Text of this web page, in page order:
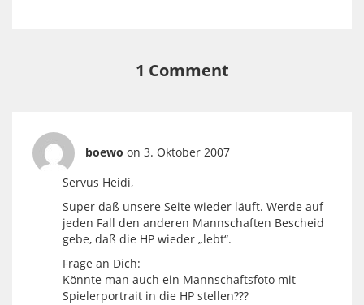
1 Comment
boewo on 3. Oktober 2007
Servus Heidi,
Super daß unsere Seite wieder läuft. Werde auf
jeden Fall den anderen Mannschaften Bescheid
gebe, daß die HP wieder „lebt“.
Frage an Dich:
Könnte man auch ein Mannschaftsfoto mit
Spielerportrait in die HP stellen???